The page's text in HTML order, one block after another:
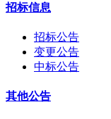
招标信息
招标公告
变更公告
中标公告
其他公告